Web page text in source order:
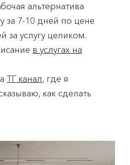
альтернатива
за 7-10 дней по цене
за услугу целиком.
в услугах на
ТГ канал, где я
как сделать